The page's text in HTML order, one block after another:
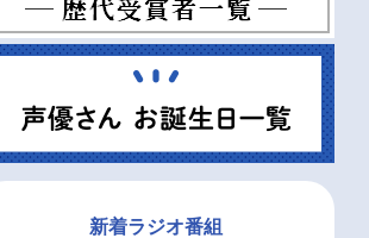
新着ラジオ番組